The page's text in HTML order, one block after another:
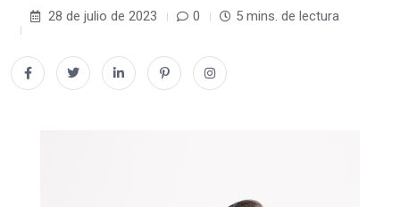
28 de julio de 2023 0 5 mins. de lectura